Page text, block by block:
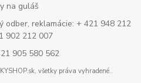
na guláš
odber, reklamácie: + 421 948 212
902 212 007
905 580 562
všetky práva vyhradené..